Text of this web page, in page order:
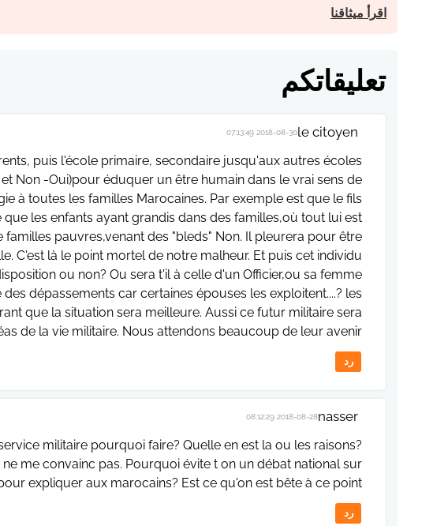
اقرأ ميثاقنا
تعليقاتكم
le citoyen
2018-08-30 07:13:49
puis l'école primaire, secondaire jusqu'aux autres écoles
Non -Oui)pour éduquer un être humain dans le vrai sens de
à toutes les familles Marocaines. Par exemple est que le fils
les enfants ayant grandis dans des familles,où tout lui est
pauvres,venant des "bleds" Non. Il pleurera pour être
C'est là le point mortel de notre malheur. Et puis cet individu
ou non? Ou sera t'il à celle d'un Officier,ou sa femme
dépassements car certaines épouses les exploitent....? les
que la situation sera meilleure. Aussi ce futur militaire sera
de la vie militaire. Nous attendons beaucoup de leur avenir.
رد
nasser
2018-08-28 08:12:29
militaire pourquoi faire? Quelle en est la ou les raisons?
me convainc pas. Pourquoi évite t on un débat national sur
expliquer aux marocains? Est ce qu'on est bête à ce point?
رد